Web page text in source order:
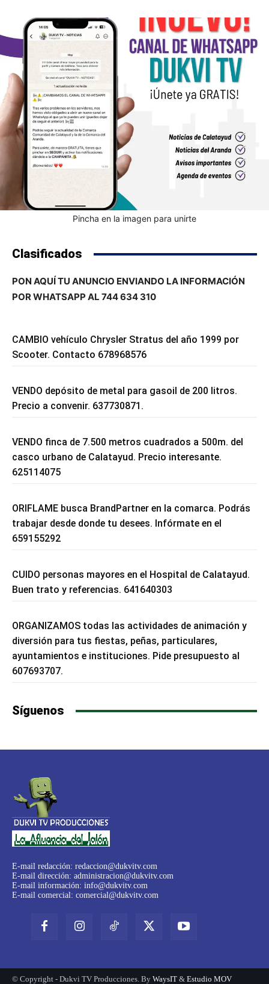
Pincha en la imagen para unirte
Clasificados
PON AQUÍ TU ANUNCIO ENVIANDO LA INFORMACIÓN
POR WHATSAPP AL 744 634 310
CAMBIO vehículo Chrysler Stratus del año 1999 por
Scooter. Contacto 678968576
VENDO depósito de metal para gasoil de 200 litros.
Precio a convenir. 637730871.
VENDO finca de 7.500 metros cuadrados a 500m. del
casco urbano de Calatayud. Precio interesante.
625114075
ORIFLAME busca BrandPartner en la comarca. Podrás
trabajar desde donde tu desees. Infórmate en el
659155292
CUIDO personas mayores en el Hospital de Calatayud.
Buen trato y referencias. 641640303
ORGANIZAMOS todas las actividades de animación y
diversión para tus fiestas, peñas, particulares,
ayuntamientos e instituciones. Pide presupuesto al
607693707.
Síguenos
E-mail redacción: redaccion@dukvitv.com
E-mail dirección: administracion@dukvitv.com
E-mail información: info@dukvitv.com
E-mail comercial: comercial@dukvitv.com
© Copyright - Dukvi TV Producciones. By WaysIT & Estudio MOV